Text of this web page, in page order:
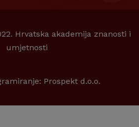
Hrvatska akademija znanosti i
umjetnosti
Prospekt d.o.o.